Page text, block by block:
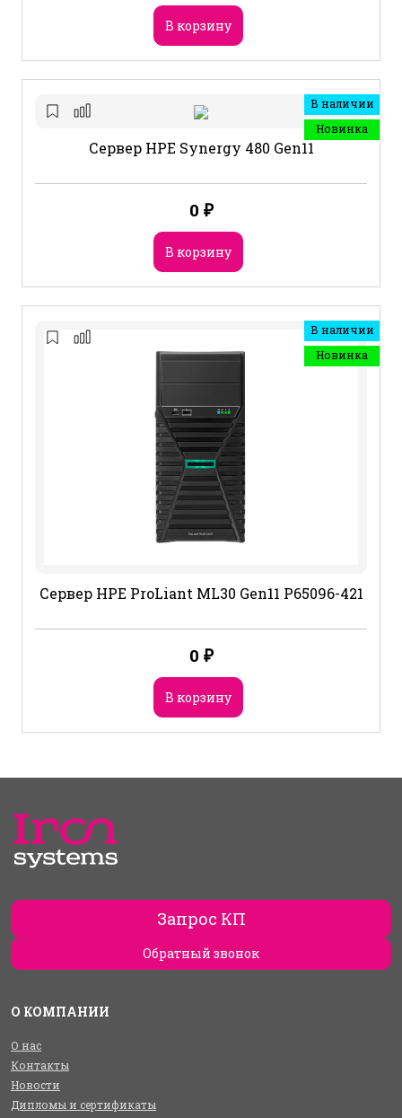
В корзину
В наличии
Новинка
Сервер HPE Synergy 480 Gen11
0 ₽
В корзину
В наличии
Новинка
Сервер HPE ProLiant ML30 Gen11 P65096-421
0 ₽
В корзину
Запрос КП
Обратный звонок
О КОМПАНИИ
О нас
Контакты
Новости
Дипломы и сертификаты